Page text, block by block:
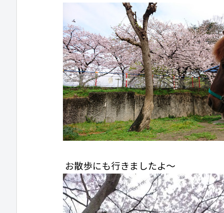
お散歩にも行きましたよ〜